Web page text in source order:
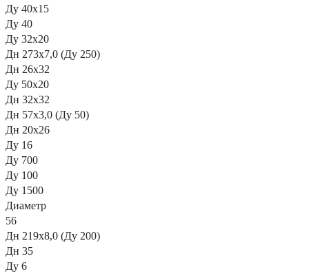
Ду 40х15
Ду 40
Ду 32х20
Дн 273х7,0 (Ду 250)
Дн 26х32
Ду 50х20
Дн 32х32
Дн 57х3,0 (Ду 50)
Дн 20х26
Ду 16
Ду 700
Ду 100
Ду 1500
Диаметр
56
Дн 219х8,0 (Ду 200)
Дн 35
Ду 6